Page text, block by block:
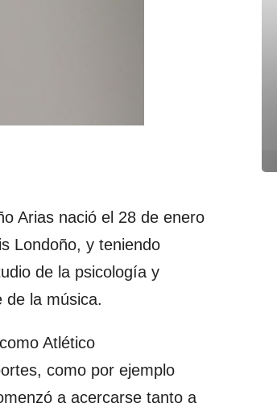
Arias nació el 28 de enero
Londoño, y teniendo
de la psicología y
la música.
Atlético
como por ejemplo
a acercarse tanto a